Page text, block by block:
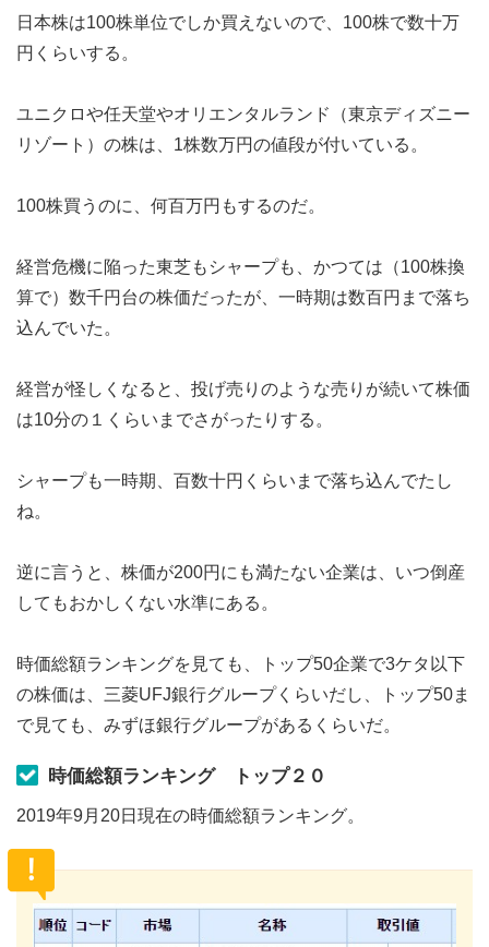
日本株は100株単位でしか買えないので、100株で数十万
円くらいする。
ユニクロや任天堂やオリエンタルランド（東京ディズニー
リゾート）の株は、1株数万円の値段が付いている。
100株買うのに、何百万円もするのだ。
経営危機に陥った東芝もシャープも、かつては（100株換
算で）数千円台の株価だったが、一時期は数百円まで落ち
込んでいた。
経営が怪しくなると、投げ売りのような売りが続いて株価
は10分の１くらいまでさがったりする。
シャープも一時期、百数十円くらいまで落ち込んでたし
ね。
逆に言うと、株価が200円にも満たない企業は、いつ倒産
してもおかしくない水準にある。
時価総額ランキングを見ても、トップ50企業で3ケタ以下
の株価は、三菱UFJ銀行グループくらいだし、トップ50ま
で見ても、みずほ銀行グループがあるくらいだ。
時価総額ランキング トップ２０
2019年9月20日現在の時価総額ランキング。